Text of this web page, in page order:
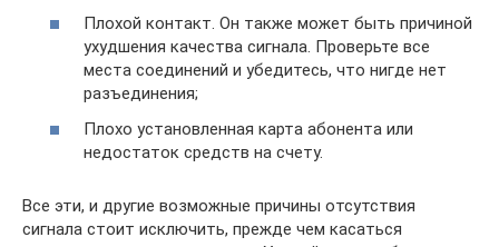
Плохой контакт. Он также может быть причиной
ухудшения качества сигнала. Проверьте все
места соединений и убедитесь, что нигде нет
разъединения;
Плохо установленная карта абонента или
недостаток средств на счету.
Все эти, и другие возможные причины отсутствия
сигнала стоит исключить, прежде чем касаться